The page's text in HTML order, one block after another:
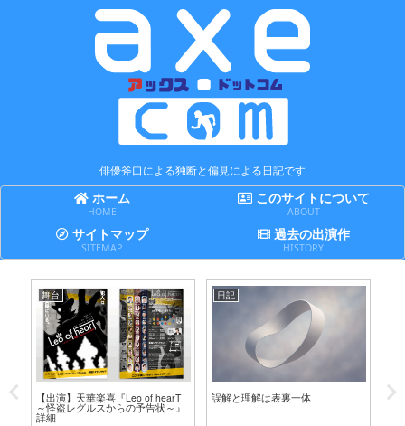
俳優斧口による独断と偏見による日記です
ホーム
HOME
このサイトについて
ABOUT
サイトマップ
SITEMAP
過去の出演作
HISTORY
舞台
【出演】天華楽喜『Leo of hearT
～怪盗レグルスからの予告状～』
詳細
日記
誤解と理解は表裏一体